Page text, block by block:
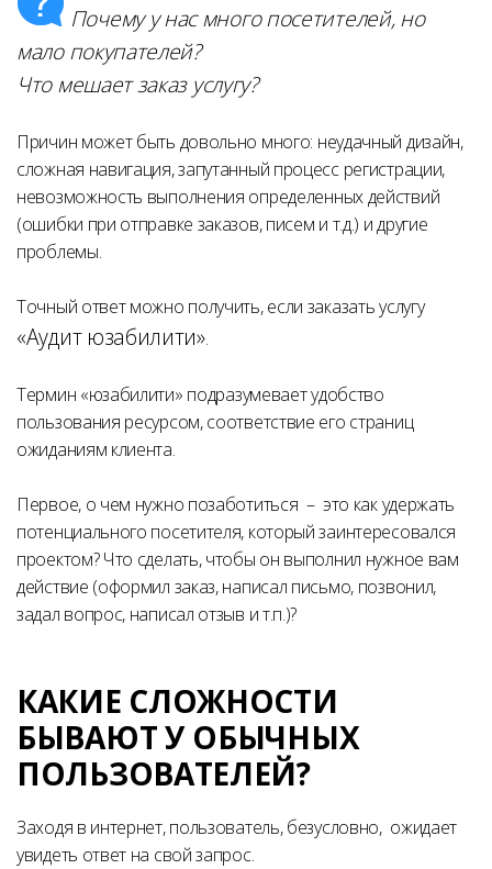
Почему у нас много посетителей, но
мало покупателей?
Что мешает заказ услугу?
Причин может быть довольно много: неудачный дизайн,
сложная навигация, запутанный процесс регистрации,
невозможность выполнения определенных действий
(ошибки при отправке заказов, писем и т.д.) и другие
проблемы.
Точный ответ можно получить, если заказать услугу
«Аудит юзабилити».
Термин «юзабилити» подразумевает удобство
пользования ресурсом, соответствие его страниц
ожиданиям клиента.
Первое, о чем нужно позаботиться – это как удержать
потенциального посетителя, который заинтересовался
проектом? Что сделать, чтобы он выполнил нужное вам
действие (оформил заказ, написал письмо, позвонил,
задал вопрос, написал отзыв и т.п.)?
КАКИЕ СЛОЖНОСТИ
БЫВАЮТ У ОБЫЧНЫХ
ПОЛЬЗОВАТЕЛЕЙ?
Заходя в интернет, пользователь, безусловно, ожидает
увидеть ответ на свой запрос.